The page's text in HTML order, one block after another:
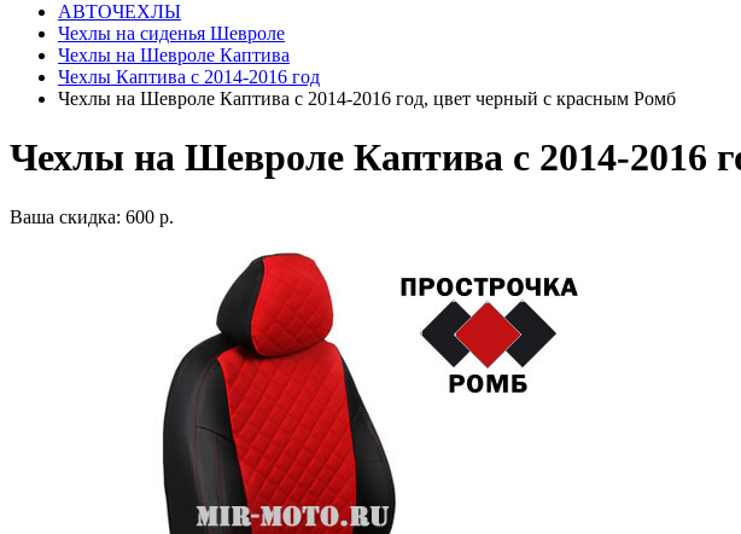
АВТОЧЕХЛЫ
Чехлы на сиденья Шевроле
Чехлы на Шевроле Каптива
Чехлы Каптива с 2014-2016 год
Чехлы на Шевроле Каптива с 2014-2016 год, цвет черный с красным Ромб
Чехлы на Шевроле Каптива с 2014-2016
Ваша скидка: 600 р.